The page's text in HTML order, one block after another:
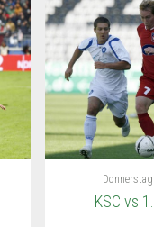
Donnerstag
KSC vs